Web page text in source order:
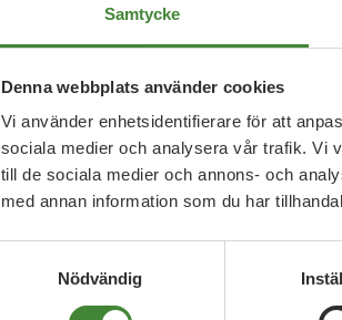
Samtycke
Denna webbplats använder cookies
Vi använder enhetsidentifierare för att
sociala medier och analysera vår trafik. Vi
till de sociala medier och annons- och
med annan information som du har
Nödvändig